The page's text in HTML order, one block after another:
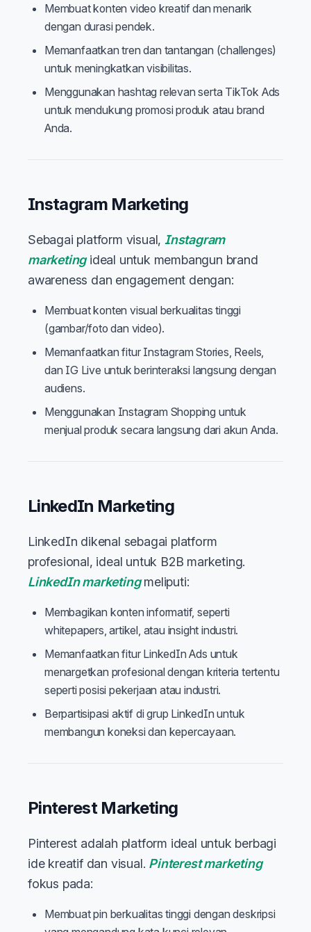
Membuat konten video kreatif dan menarik
dengan durasi pendek.
Memanfaatkan tren dan tantangan (challenges)
untuk meningkatkan visibilitas.
Menggunakan hashtag relevan serta TikTok Ads
untuk mendukung promosi produk atau brand
Anda.
Instagram Marketing
Sebagai platform visual,Instagram
marketingideal untuk membangun brand
awareness dan engagement dengan:
Membuat konten visual berkualitas tinggi
(gambar/foto dan video).
Memanfaatkan fitur Instagram Stories, Reels,
dan IG Live untuk berinteraksi langsung dengan
audiens.
Menggunakan Instagram Shopping untuk
menjual produk secara langsung dari akun Anda.
LinkedIn Marketing
LinkedIn dikenal sebagai platform
profesional, ideal untuk B2B marketing.
LinkedIn marketingmeliputi:
Membagikan konten informatif, seperti
whitepapers, artikel, atau insight industri.
Memanfaatkan fitur LinkedIn Ads untuk
menargetkan profesional dengan kriteria tertentu
seperti posisi pekerjaan atau industri.
Berpartisipasi aktif di grup LinkedIn untuk
membangun koneksi dan kepercayaan.
Pinterest Marketing
Pinterest adalah platform ideal untuk berbagi
ide kreatif dan visual. Pinterest marketing
fokus pada:
Membuat pin berkualitas tinggi dengan deskripsi